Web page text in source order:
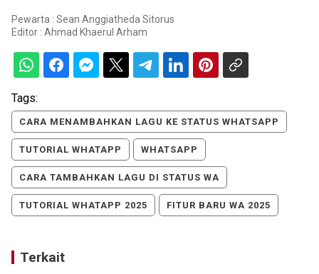
Pewarta : Sean Anggiatheda Sitorus
Editor : Ahmad Khaerul Arham
Tags:
CARA MENAMBAHKAN LAGU KE STATUS WHATSAPP
TUTORIAL WHATAPP WHATSAPP
CARA TAMBAHKAN LAGU DI STATUS WA
TUTORIAL WHATAPP 2025 FITUR BARU WA 2025
Terkait